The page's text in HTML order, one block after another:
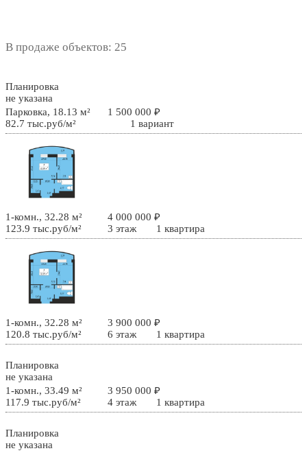
В продаже объектов: 25
Планировка
не указана
Парковка, 18.13 м²
1 500 000 ₽
82.7 тыс.руб/м²
1 вариант
1-комн., 32.28 м²
4 000 000 ₽
123.9 тыс.руб/м²
3 этаж 1 квартира
1-комн., 32.28 м²
3 900 000 ₽
120.8 тыс.руб/м²
6 этаж 1 квартира
Планировка
не указана
1-комн., 33.49 м²
3 950 000 ₽
117.9 тыс.руб/м²
4 этаж 1 квартира
Планировка
не указана